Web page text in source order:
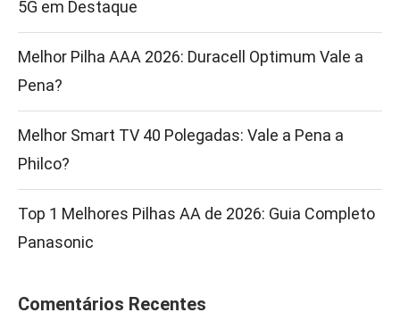
5G em Destaque
Melhor Pilha AAA 2026: Duracell Optimum Vale a
Pena?
Melhor Smart TV 40 Polegadas: Vale a Pena a
Philco?
Top 1 Melhores Pilhas AA de 2026: Guia Completo
Panasonic
Comentários Recentes